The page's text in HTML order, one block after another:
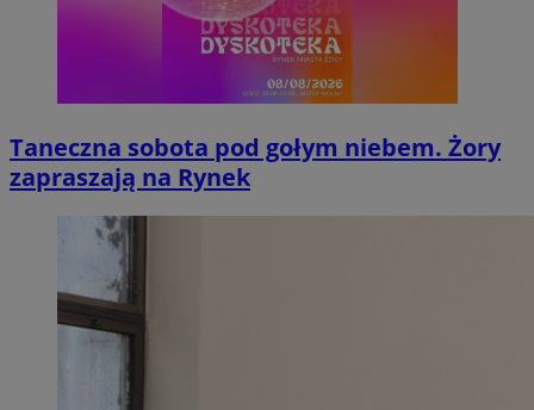
Taneczna sobota pod gołym niebem. Żory
zapraszają na Rynek